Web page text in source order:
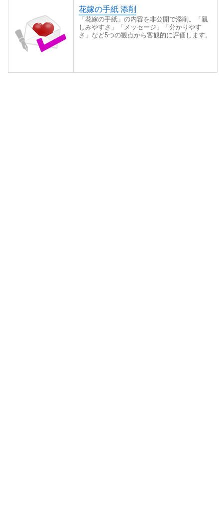
花嫁の手紙 添削
「花嫁の手紙」の内容を非公開で添削。「親
しみやすさ」「メッセージ」「分かりやす
さ」など5つの観点から客観的に評価します。